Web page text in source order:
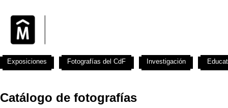
Catálogo de fotografías
Exposiciones Fotografías del CdF Investigación